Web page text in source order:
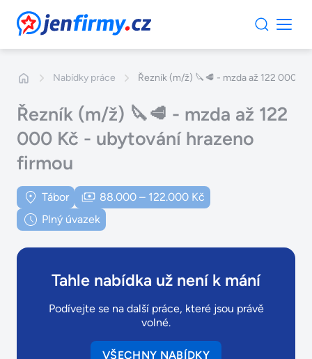
JenFirmy.cz
Nabídky práce Řezník (m/ž) 🔪🥩 - mzda až 122 000
Řezník (m/ž) 🔪🥩 - mzda až 122
000 Kč - ubytování hrazeno
firmou
Tábor
88.000 – 122.000 Kč
Plný úvazek
Tahle nabídka už není k mání
Podívejte se na další práce, které jsou právě
volné.
VŠECHNY NABÍDKY